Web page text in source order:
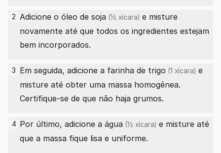
2 Adicione o óleo de soja (½ xícara) e misture
novamente até que todos os ingredientes estejam
bem incorporados.
3 Em seguida, adicione a farinha de trigo (1 xícara) e
misture até obter uma massa homogênea.
Certifique-se de que não haja grumos.
4 Por último, adicione a água (½ xícara) e misture até
que a massa fique lisa e uniforme.